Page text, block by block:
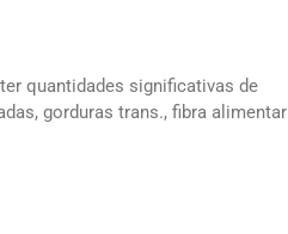
quantidades significativas de
gorduras trans., fibra alimentar